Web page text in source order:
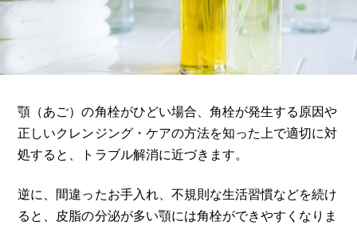
顎（あご）の角栓がひどい場合、角栓が発生する原因や
正しいクレンジング・ケアの方法を知った上で適切に対
処すると、トラブル解消に近づきます。
逆に、間違ったお手入れ、不規則な生活習慣などを続け
ると、皮脂の分泌が多い顎には角栓ができやすくなりま